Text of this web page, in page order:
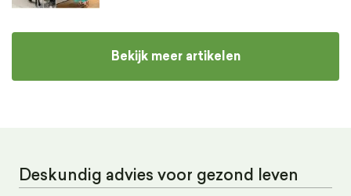
Bekijk meer artikelen
Deskundig advies voor gezond leven